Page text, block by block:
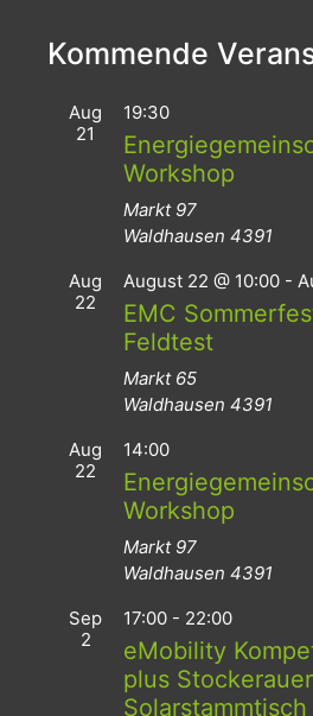
Kommende
Aug
21
19:30
Workshop
Markt 97
Waldhausen 4391
Aug
22
August 22 @ 10:00 -
EMC
Feldtest
Markt 65
Waldhausen 4391
Aug
22
14:00
Workshop
Markt 97
Waldhausen 4391
Sep
2
17:00 - 22:00
eMobility
plus Stockerauer
Solarstammtisch